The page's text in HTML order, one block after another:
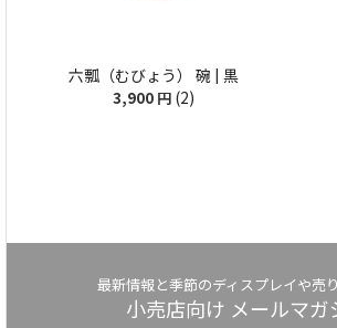
六瓢（むびょう） 碗 | 黒
3,900 円 (2)
最新情報と季節のディスプレイや売
小売店向け メールマガ